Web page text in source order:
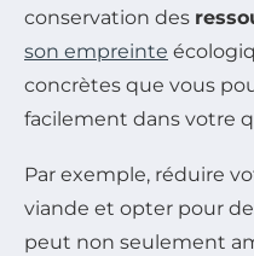
conservation des
son empreinte
concrètes que vous
facilement dans votre
Par exemple, réduire
viande et opter pour
peut non seulement